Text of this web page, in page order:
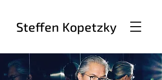
Steffen Kopetzky